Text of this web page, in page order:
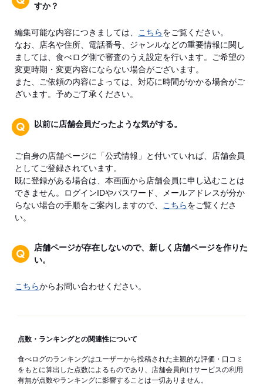
すか？
編集可能な内容につきましては、 こちらをご覧ください。
なお、店名や住所、電話番号、ジャンルなどの重要情報に関し
ましては、食べログ側で審査のうえ設定を行います。ご希望の
変更時期・変更内容にならない場合がございます。
また、ご依頼の内容によっては、対応に時間がかかる場合がご
ざいます。予めご了承ください。
以前に店舗会員だったような気がする。
ご自身の店舗ページに「公式情報」と付いていれば、店舗会員
としてご登録されています。
既に登録がある場合は、本画面から店舗会員に申し込むことは
できません。ログインIDやパスワード、メールアドレスが分か
らない場合の手順をご案内しますので、
こちらをご覧くださ
い。
店舗ページが存在しないので、新しく店舗ページを作りた
い。
こちらからお問い合わせください。
点数・ランキングとの関連性について
食べログのランキングはユーザーから投稿された主観的な評価・口コミ
をもとに算出した点数によるものであり、店舗会員向けサービスの利用
有無が点数やランキングに影響することは一切ありません。